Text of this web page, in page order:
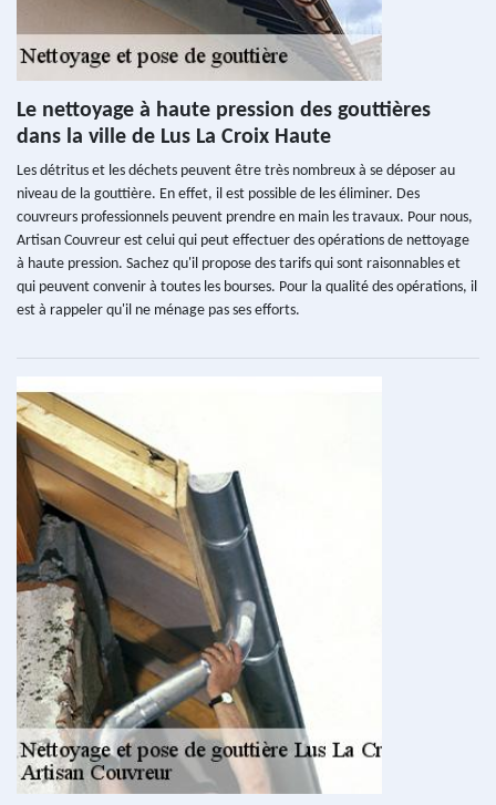
Le nettoyage à haute pression des gouttières
dans la ville de Lus La Croix Haute
Les détritus et les déchets peuvent être très nombreux à se déposer au
niveau de la gouttière. En effet, il est possible de les éliminer. Des
couvreurs professionnels peuvent prendre en main les travaux. Pour nous,
Artisan Couvreur est celui qui peut effectuer des opérations de nettoyage
à haute pression. Sachez qu'il propose des tarifs qui sont raisonnables et
qui peuvent convenir à toutes les bourses. Pour la qualité des opérations, il
est à rappeler qu'il ne ménage pas ses efforts.